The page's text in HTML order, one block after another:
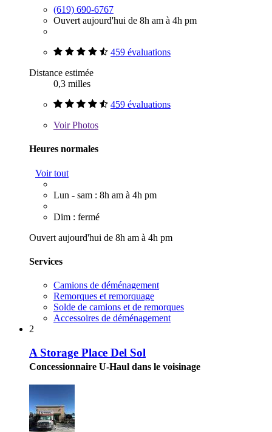
(619) 690-6767
Ouvert aujourd'hui de 8h am à 4h pm
459 évaluations
Distance estimée
0,3 milles
459 évaluations
VoirPhotos
Heures normales
Voir tout
Lun - sam : 8h am à 4h pm
Dim : fermé
Ouvert aujourd'hui de 8h am à 4h pm
Services
Camions de déménagement
Remorques et remorquage
Solde de camions et de remorques
Accessoires de déménagement
2
A Storage Place Del Sol
Concessionnaire U-Haul dans le voisinage